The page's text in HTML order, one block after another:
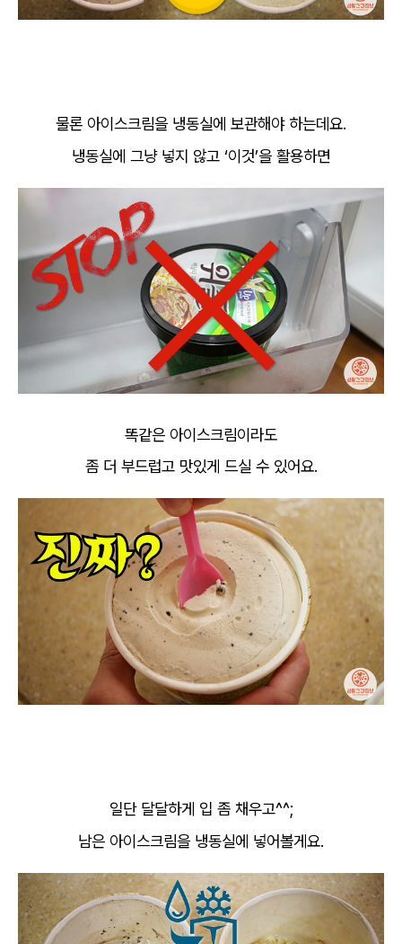
물론 아이스크림을 냉동실에 보관해야 하는데요.
냉동실에 그냥 넣지 않고 ‘이것’을 활용하면
똑같은 아이스크림이라도
좀 더 부드럽고 맛있게 드실 수 있어요.
일단 달달하게 입 좀 채우고^^;
남은 아이스크림을 냉동실에 넣어볼게요.